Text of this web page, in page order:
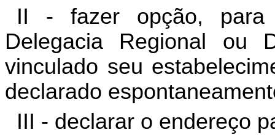
II - fazer opção, para
Delegacia Regional ou
vinculado seu
declarado
III - declarar o endereço